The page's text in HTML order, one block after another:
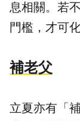
息相關。若
門檻，才可
補老父
立夏亦有「